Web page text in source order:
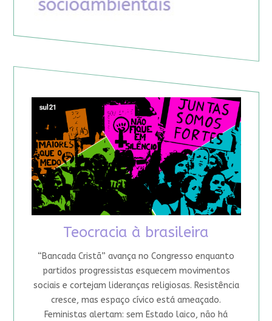
Teocracia à brasileira
“Bancada Cristã” avança no Congresso enquanto
partidos progressistas esquecem movimentos
sociais e cortejam lideranças religiosas. Resistência
cresce, mas espaço cívico está ameaçado.
Feministas alertam: sem Estado laico, não há